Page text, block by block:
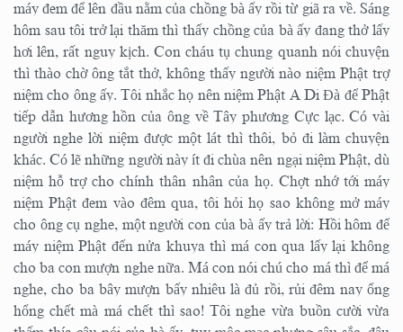
máy đem để lên đầu nằm của chồng bà ấy rồi từ giã ra về. Sáng
hôm sau tôi trở lại thăm thì thấy chồng của bà ấy đang thở lấy
hơi lên, rất nguy kịch. Con cháu tụ chung quanh nói chuyện
thì thào chờ ông tắt thở, không thấy người nào niệm Phật trợ
niệm cho ông ấy. Tôi nhắc họ nên niệm Phật A Di Đà để Phật
tiếp dẫn hương hồn của ông về Tây phương Cực lạc. Có vài
người nghe lời niệm được một lát thì thôi, bỏ đi làm chuyện
khác. Có lẽ những người này ít đi chùa nên ngại niệm Phật, dù
niệm hỗ trợ cho chính thân nhân của họ. Chợt nhớ tới máy
niệm Phật đem vào đêm qua, tôi hỏi họ sao không mở máy
cho ông cụ nghe, một người con của bà ấy trả lời: Hồi hôm để
máy niệm Phật đến nửa khuya thì má con qua lấy lại không
cho ba con mượn nghe nữa. Má con nói chú cho má thì để má
nghe, cho ba bây mượn bấy nhiêu là đủ rồi, rủi đêm nay ổng
hổng chết mà má chết thì sao! Tôi nghe vừa buồn cười vừa